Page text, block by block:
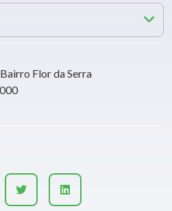
Flor da Serra